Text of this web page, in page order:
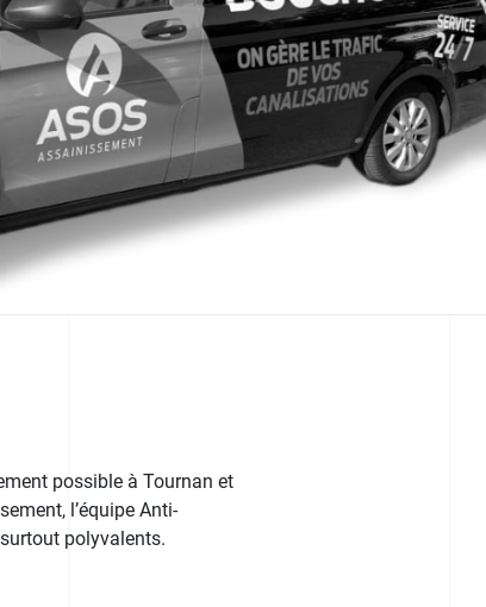
possible à Tournan et
l’équipe Anti-
polyvalents.